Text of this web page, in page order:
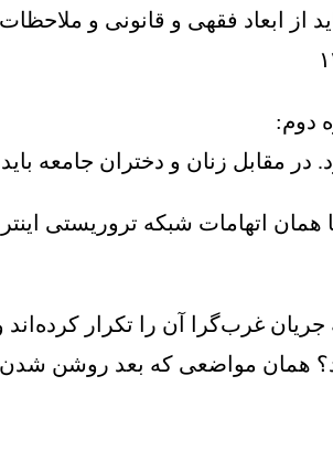
از ابعاد فقهی و قانونی و
دوم:
مقابل زنان و دختران جامعه
همان اتهامات شبکه تروریستی
غرب‌گرا آن را تکرار کرده‌اند
همان مواضعی که بعد روشن شدن